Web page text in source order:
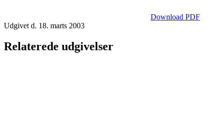
Download PDF
Udgivet d. 18. marts 2003
Relaterede udgivelser